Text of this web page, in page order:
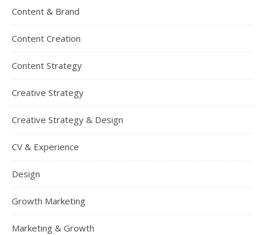
Content & Brand
Content Creation
Content Strategy
Creative Strategy
Creative Strategy & Design
CV & Experience
Design
Growth Marketing
Marketing & Growth